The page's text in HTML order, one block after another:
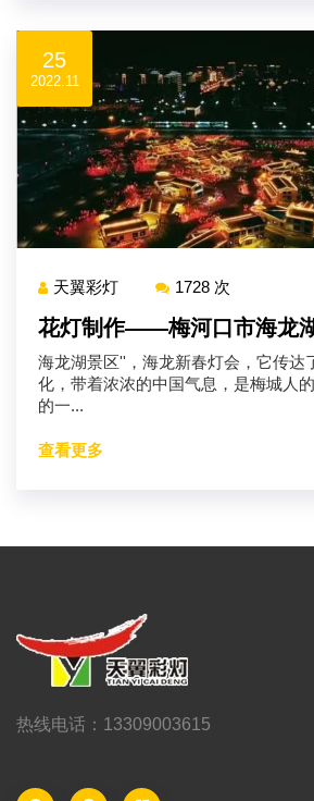
25
2022.11
天翼彩灯 1728 次
花灯制作——梅河口市海龙
海龙湖景区''，海龙新春灯会，它传达
化，带着浓浓的中国气息，是梅城人
的一...
查看更多
热线电话：13309003615